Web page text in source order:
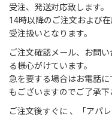
受注、発送対応致します。
14時以降のご注文および
受注扱いとなります。
ご注文確認メール、お問
る様心がけています。
急を要する場合はお電話
もございますのでご了承下
ご注文後すぐに 、「アパ